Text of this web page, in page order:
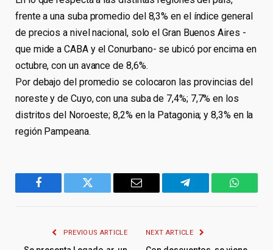
frente a una suba promedio del 8,3% en el índice general
de precios a nivel nacional, solo el Gran Buenos Aires -
que mide a CABA y el Conurbano- se ubicó por encima en
octubre, con un avance de 8,6%.
Por debajo del promedio se colocaron las provincias del
noreste y de Cuyo, con una suba de 7,4%; 7,7% en los
distritos del Noroeste; 8,2% en la Patagonia; y 8,3% en la
región Pampeana.
Facebook Twitter Email Telegram
PREVIOUS ARTICLE NEXT ARTICLE